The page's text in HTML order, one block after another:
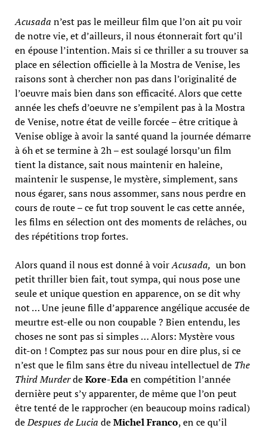
Acusada n’est pas le meilleur film que l’on ait pu voir
de notre vie, et d’ailleurs, il nous étonnerait fort qu’il
en épouse l’intention. Mais si ce thriller a su trouver sa
place en sélection officielle à la Mostra de Venise, les
raisons sont à chercher non pas dans l’originalité de
l’oeuvre mais bien dans son efficacité. Alors que cette
année les chefs d’oeuvre ne s’empilent pas à la Mostra
de Venise, notre état de veille forcée – être critique à
Venise oblige à avoir la santé quand la journée démarre
à 6h et se termine à 2h – est soulagé lorsqu’un film
tient la distance, sait nous maintenir en haleine,
maintenir le suspense, le mystère, simplement, sans
nous égarer, sans nous assommer, sans nous perdre en
cours de route – ce fut trop souvent le cas cette année,
les films en sélection ont des moments de relâches, ou
des répétitions trop fortes.
Alors quand il nous est donné à voirAcusada, un bon
petit thriller bien fait, tout sympa, qui nous pose une
seule et unique question en apparence, on se dit why
not … Une jeune fille d’apparence angélique accusée de
meurtre est-elle ou non coupable ? Bien entendu, les
choses ne sont pas si simples … Alors: Mystère vous
dit-on ! Comptez pas sur nous pour en dire plus, si ce
n’est que le film sans être du niveau intellectuel de The
Third MurderdeKore-Edaen compétition l’année
dernière peut s’y apparenter, de même que l’on peut
être tenté de le rapprocher (en beaucoup moins radical)
deDespues de Lucia deMichel Franco, en ce qu’il